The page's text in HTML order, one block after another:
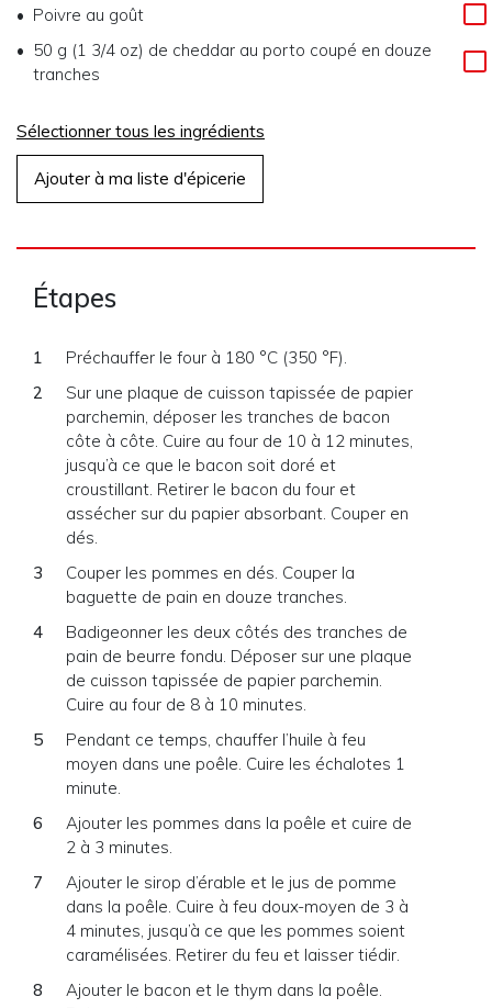
Poivre au goût
50 g (1 3/4 oz) de cheddar au porto coupé en douze
tranches
Sélectionner tous les ingrédients
Ajouter à ma liste d'épicerie
Étapes
Préchauffer le four à 180 °C (350 °F).
Sur une plaque de cuisson tapissée de papier
parchemin, déposer les tranches de bacon
côte à côte. Cuire au four de 10 à 12 minutes,
jusqu’à ce que le bacon soit doré et
croustillant. Retirer le bacon du four et
assécher sur du papier absorbant. Couper en
dés.
Couper les pommes en dés. Couper la
baguette de pain en douze tranches.
Badigeonner les deux côtés des tranches de
pain de beurre fondu. Déposer sur une plaque
de cuisson tapissée de papier parchemin.
Cuire au four de 8 à 10 minutes.
Pendant ce temps, chauffer l’huile à feu
moyen dans une poêle. Cuire les échalotes 1
minute.
Ajouter les pommes dans la poêle et cuire de
2 à 3 minutes.
Ajouter le sirop d’érable et le jus de pomme
dans la poêle. Cuire à feu doux-moyen de 3 à
4 minutes, jusqu’à ce que les pommes soient
caramélisées. Retirer du feu et laisser tiédir.
Ajouter le bacon et le thym dans la poêle.